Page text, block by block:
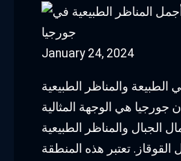
January 24, 2024
والمناظر الطبيعية
جورجيا هي الوجهة المثالية
الجبال والمناظر الطبيعية
القوقاز. تعتبر هذه المنطقة